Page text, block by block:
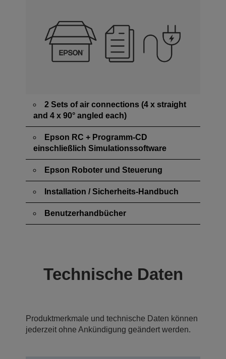
2 Sets of air connections (4 x straight
and 4 x 90° angled each)
Epson RC + Programm-CD
einschließlich Simulationssoftware
Epson Roboter und Steuerung
Installation / Sicherheits-Handbuch
Benutzerhandbücher
Technische Daten
Produktmerkmale und technische Daten können
jederzeit ohne Ankündigung geändert werden.